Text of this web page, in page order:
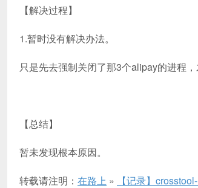
【解决过程】
1.暂时没有解决办法。
只是先去强制关闭了那3个alipay的进程
【总结】
暂未发现根本原因。
转载请注明： 在路上 » 【记录】